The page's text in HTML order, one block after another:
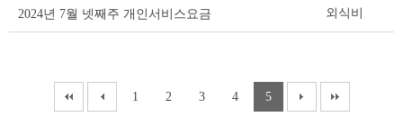
2024년 7월 넷째주 개인서비스요금 외식비
1 2 3 4 5